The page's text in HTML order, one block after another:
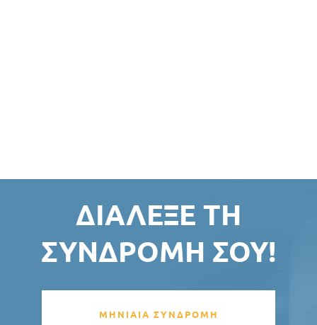
ΔΙΆΛΕΞΕ ΤΗ
ΣΥΝΔΡΟΜΉ ΣΟΥ!
ΜΗΝΙΑΙΑ ΣΥΝΔΡΟΜΗ